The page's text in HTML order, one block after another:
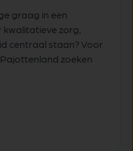
graag in een
zorg,
centraal staan? Voor
zoeken